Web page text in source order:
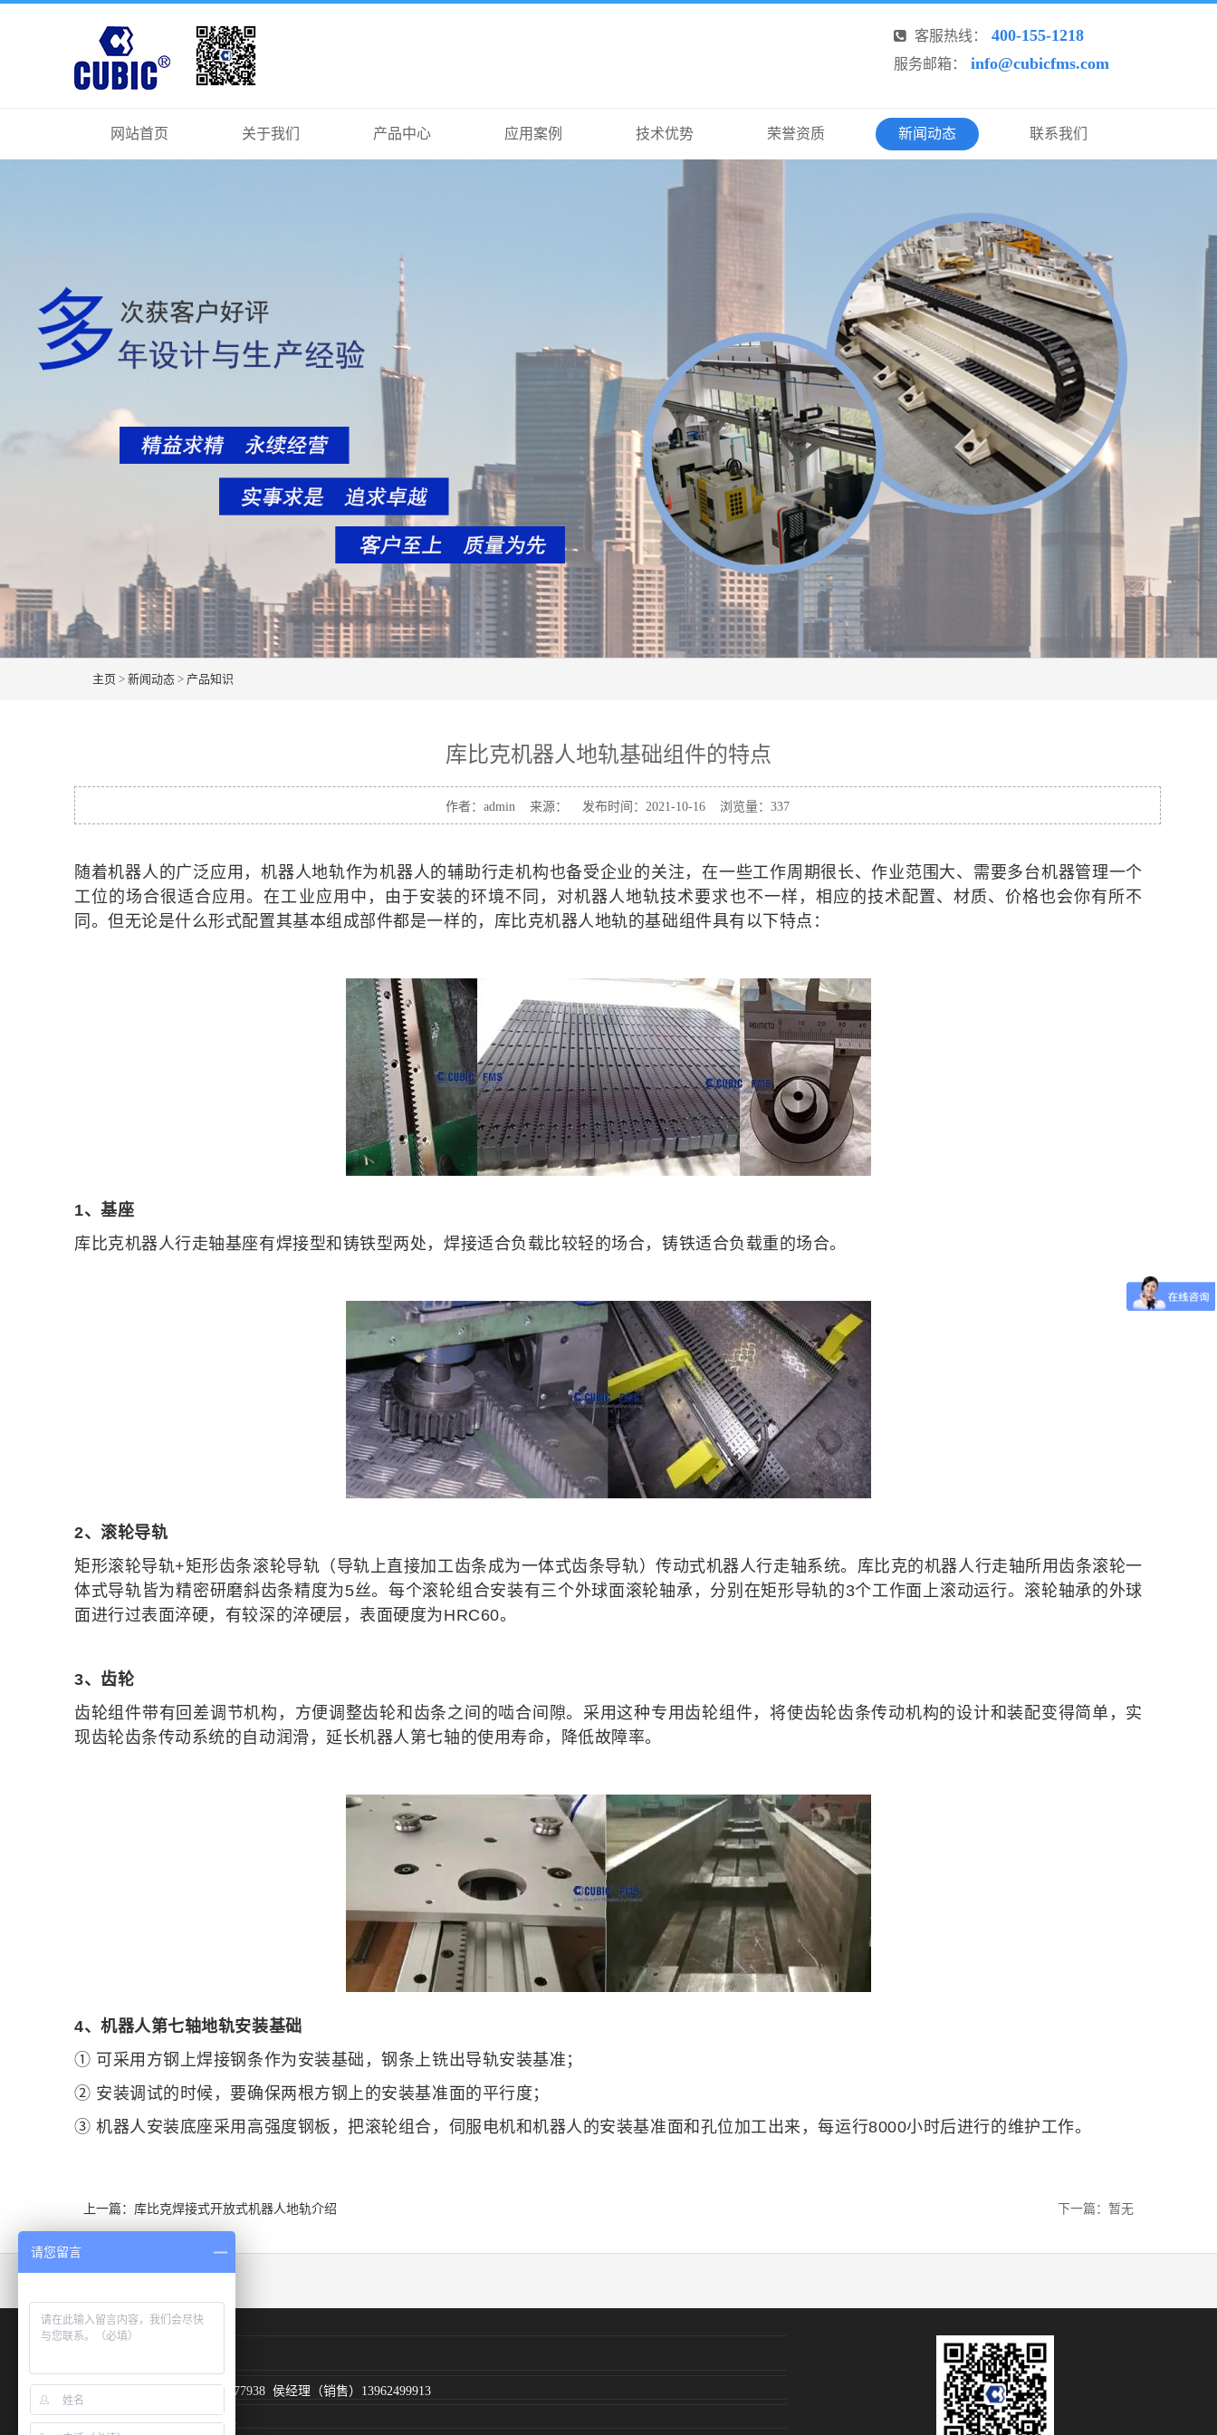
客服热线： 400-155-1218
服务邮箱： info@cubicfms.com
网站首页 关于我们 产品中心 应用案例 技术优势 荣誉资质 新闻动态 联系我们
主页 > 新闻动态 > 产品知识
库比克机器人地轨基础组件的特点
作者：admin 来源： 发布时间：2021-10-16 浏览量： 337
随着机器人的广泛应用，机器人地轨作为机器人的辅助行走机构也备受企业的关注，在一些工作周期很长、作业范围大、需要多台机器管理一个
工位的场合很适合应用。在工业应用中，由于安装的环境不同，对机器人地轨技术要求也不一样，相应的技术配置、材质、价格也会你有所不
同。但无论是什么形式配置其基本组成部件都是一样的，库比克机器人地轨的基础组件具有以下特点：
1、基座
库比克机器人行走轴基座有焊接型和铸铁型两处，焊接适合负载比较轻的场合，铸铁适合负载重的场合。
2、滚轮导轨
矩形滚轮导轨+矩形齿条滚轮导轨（导轨上直接加工齿条成为一体式齿条导轨）传动式机器人行走轴系统。库比克的机器人行走轴所用齿条滚轮一
体式导轨皆为精密研磨斜齿条精度为5丝。每个滚轮组合安装有三个外球面滚轮轴承，分别在矩形导轨的3个工作面上滚动运行。滚轮轴承的外球
面进行过表面淬硬，有较深的淬硬层，表面硬度为HRC60。
3、齿轮
齿轮组件带有回差调节机构，方便调整齿轮和齿条之间的啮合间隙。采用这种专用齿轮组件，将使齿轮齿条传动机构的设计和装配变得简单，实
现齿轮齿条传动系统的自动润滑，延长机器人第七轴的使用寿命，降低故障率。
4、机器人第七轴地轨安装基础
① 可采用方钢上焊接钢条作为安装基础，钢条上铣出导轨安装基准；
② 安装调试的时候，要确保两根方钢上的安装基准面的平行度；
③ 机器人安装底座采用高强度钢板，把滚轮组合，伺服电机和机器人的安装基准面和孔位加工出来，每运行8000小时后进行的维护工作。
上一篇：库比克焊接式开放式机器人地轨介绍 下一篇：暂无
手机: 曾经理（销售）18565877938 侯经理（销售）13962499913
电子邮箱: info@cubicfms.com
请您留言